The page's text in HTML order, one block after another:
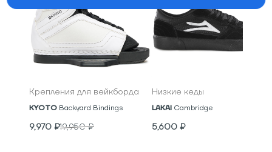
Крепления для вейкборда
KYOTO Backyard Bindings
9,970 ₽19,950₽
Низкие кеды
LAKAI Cambridge
5,600 ₽